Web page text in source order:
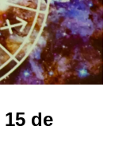
de